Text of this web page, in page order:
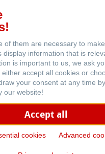
of them are necessary to
display information that is
is important to us, we ask
accept all cookies or
your consent at any time
our website!
Accept all
cookies Advanced